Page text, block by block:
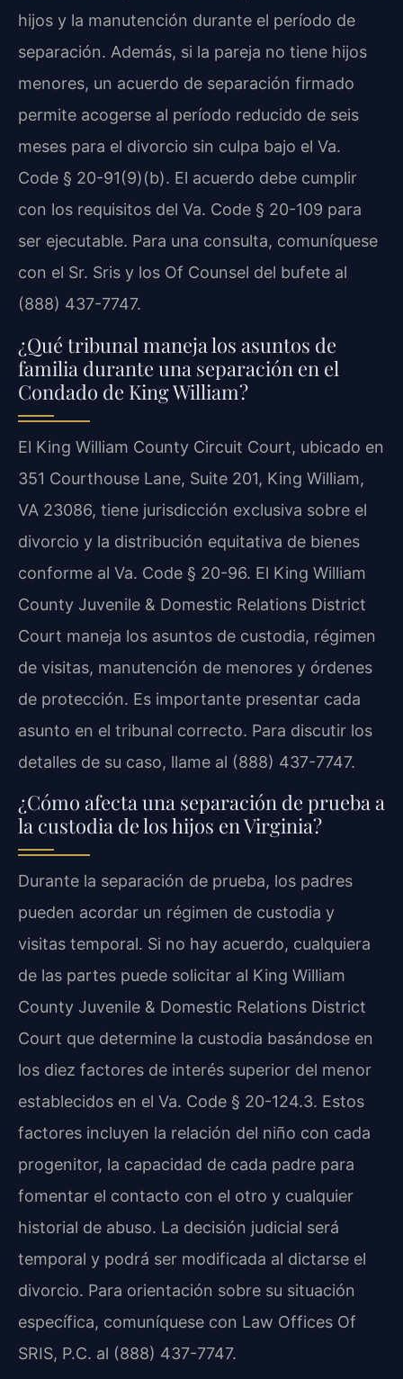
hijos y la manutención durante el período de
separación. Además, si la pareja no tiene hijos
menores, un acuerdo de separación firmado
permite acogerse al período reducido de seis
meses para el divorcio sin culpa bajo el Va.
Code § 20-91(9)(b). El acuerdo debe cumplir
con los requisitos del Va. Code § 20-109 para
ser ejecutable. Para una consulta, comuníquese
con el Sr. Sris y los Of Counsel del bufete al
(888) 437-7747.
¿Qué tribunal maneja los asuntos de
familia durante una separación en el
Condado de King William?
El King William County Circuit Court, ubicado en
351 Courthouse Lane, Suite 201, King William,
VA 23086, tiene jurisdicción exclusiva sobre el
divorcio y la distribución equitativa de bienes
conforme al Va. Code § 20-96. El King William
County Juvenile & Domestic Relations District
Court maneja los asuntos de custodia, régimen
de visitas, manutención de menores y órdenes
de protección. Es importante presentar cada
asunto en el tribunal correcto. Para discutir los
detalles de su caso, llame al (888) 437-7747.
¿Cómo afecta una separación de prueba a
la custodia de los hijos en Virginia?
Durante la separación de prueba, los padres
pueden acordar un régimen de custodia y
visitas temporal. Si no hay acuerdo, cualquiera
de las partes puede solicitar al King William
County Juvenile & Domestic Relations District
Court que determine la custodia basándose en
los diez factores de interés superior del menor
establecidos en el Va. Code § 20-124.3. Estos
factores incluyen la relación del niño con cada
progenitor, la capacidad de cada padre para
fomentar el contacto con el otro y cualquier
historial de abuso. La decisión judicial será
temporal y podrá ser modificada al dictarse el
divorcio. Para orientación sobre su situación
específica, comuníquese con Law Offices Of
SRIS, P.C. al (888) 437-7747.